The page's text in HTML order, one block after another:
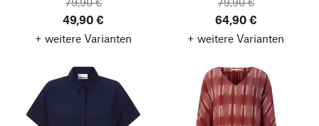
79,90 €
49,90 €
+ weitere Varianten
79,90 €
64,90 €
+ weitere Varianten